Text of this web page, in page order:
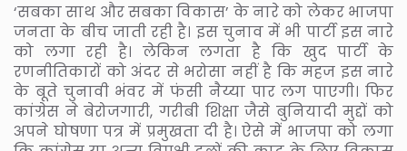
‘सबका साथ और सबका विकास’ के नारे को लेकर भाजपा
जनता के बीच जाती रही है। इस चुनाव में भी पार्टी इस नारे
को लगा रही है। लेकिन लगता है कि खुद पार्टी के
रणनीतिकारों को अंदर से भरोसा नहीं है कि महज इस नारे
के बूते चुनावी भंवर में फंसी नैय्या पार लग पाएगी। फिर
कांग्रेस ने बेरोजगारी, गरीबी शिक्षा जैसे बुनियादी मुद्दों को
अपने घोषणा पत्र में प्रमुखता दी है। ऐसे में भाजपा को लगा